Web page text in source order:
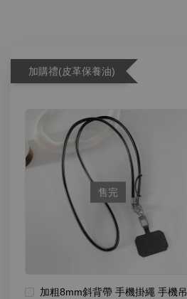
加購禮(皮革保養油)
售完
加粗8mm斜背帶 手機掛繩 手機吊